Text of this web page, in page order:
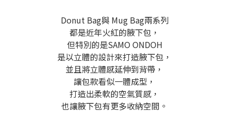
Donut Bag與 Mug Bag兩系列
都是近年火紅的腋下包，
但特別的是SAMO ONDOH
是以立體的設計來打造腋下包，
並且將立體感延伸到背帶，
讓包款看似一體成型，
打造出柔軟的空氣質感，
也讓腋下包有更多收納空間。